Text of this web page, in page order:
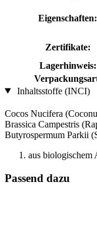
Eigenschaften:
Zertifikate:
Lagerhinweis:
Inhaltsstoffe (INCI)
Cocos Nucifera
Brassica Campestris
Butyrospermum Parkii
aus biologischem
Passend dazu